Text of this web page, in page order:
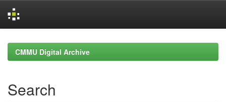
navigationCMMU Digital Archive
Search